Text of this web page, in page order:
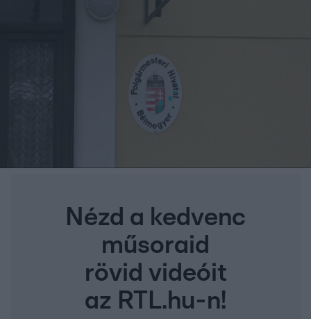
Nézd a kedvenc
műsoraid
rövid videóit
az RTL.hu-n!